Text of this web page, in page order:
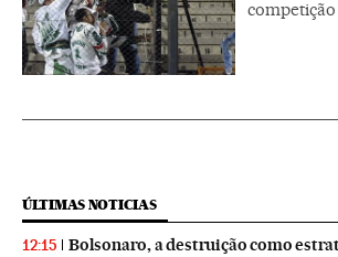
ÚLTIMAS NOTICIAS
12:15 Bolsonaro, a destruição como